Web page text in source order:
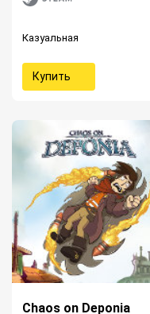
Казуальная
Купить
Chaos on Deponia